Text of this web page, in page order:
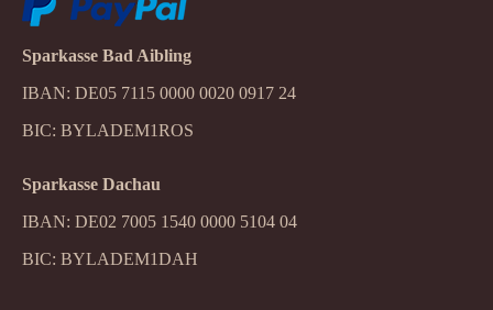
Sparkasse Bad Aibling
IBAN: DE05 7115 0000 0020 0917 24
BIC: BYLADEM1ROS
Sparkasse Dachau
IBAN: DE02 7005 1540 0000 5104 04
BIC: BYLADEM1DAH